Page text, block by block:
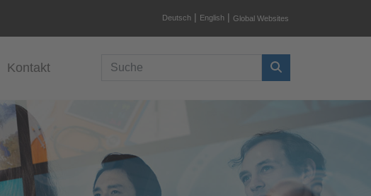
Deutsch | English | Global Websites
Kontakt